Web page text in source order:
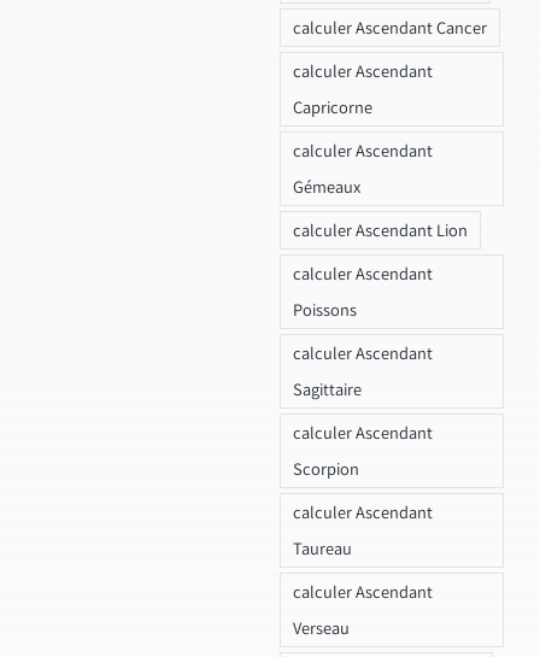
calculer Ascendant Cancer
calculer Ascendant
Capricorne
calculer Ascendant
Gémeaux
calculer Ascendant Lion
calculer Ascendant
Poissons
calculer Ascendant
Sagittaire
calculer Ascendant
Scorpion
calculer Ascendant
Taureau
calculer Ascendant
Verseau